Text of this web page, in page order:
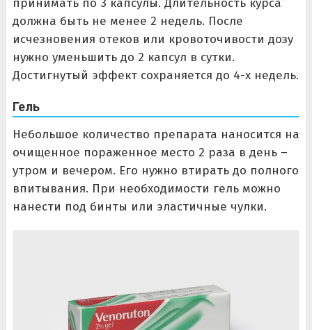
принимать по 3 капсулы. Длительность курса
должна быть не менее 2 недель. После
исчезновения отеков или кровоточивости дозу
нужно уменьшить до 2 капсул в сутки.
Достигнутый эффект сохраняется до 4-х недель.
Гель
Небольшое количество препарата наносится на
очищенное пораженное место 2 раза в день –
утром и вечером. Его нужно втирать до полного
впитывания. При необходимости гель можно
нанести под бинты или эластичные чулки.